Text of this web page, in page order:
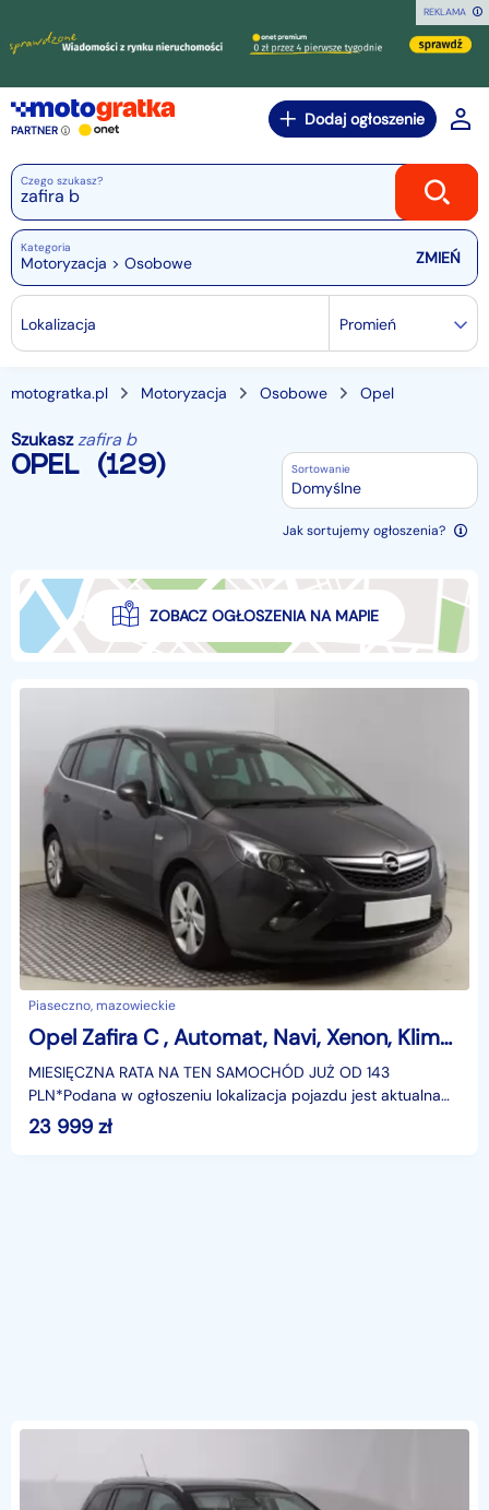
REKLAMA
PARTNER
Dodaj ogłoszenie
Czego szukasz?
Kategoria
Motoryzacja > Osobowe
Lokalizacja Promień
motogratka.pl Motoryzacja Osobowe Opel
Szukaszzafira b
OPEL (129) Sortowanie
Domyślne
Jak sortujemy ogłoszenia?
ZOBACZ OGŁOSZENIA NA MAPIE
Piaseczno, mazowieckie
Opel Zafira C , Automat, Navi, Xenon, Klimatronic, Tempomat, Parktronic,
MIESIĘCZNA RATA NA TEN SAMOCHÓD JUŻ OD 143
PLN*Podana w ogłoszeniu lokalizacja pojazdu jest aktualna
na dzień wystawienia ogłoszenia. Przed przyjazdem do
salonu
23 999 zł